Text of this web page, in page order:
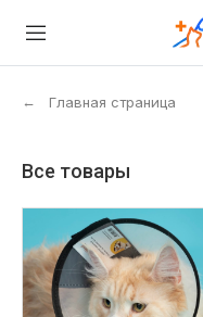
← Главная страница
Все товары